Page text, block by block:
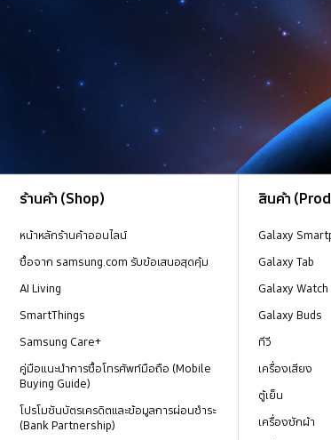
ร้านค้า (Shop)
หน้าหลักร้านค้าออนไลน์
ซื้อจาก samsung.com รับข้อเสนอสุดคุ้ม
AI Living
SmartThings
Samsung Care+
คู่มือแนะนำการซื้อโทรศัพท์มือถือ (Mobile
Buying Guide)
โปรโมชันบัตรเครดิตและข้อมูลการผ่อนชำระ
(Bank Partnership)
สินค้า
Galaxy
Galaxy Tab
Galaxy Watch
Galaxy Buds
ทีวี
เครื่องเสียง
ตู้เย็น
เครื่องซักผ้า